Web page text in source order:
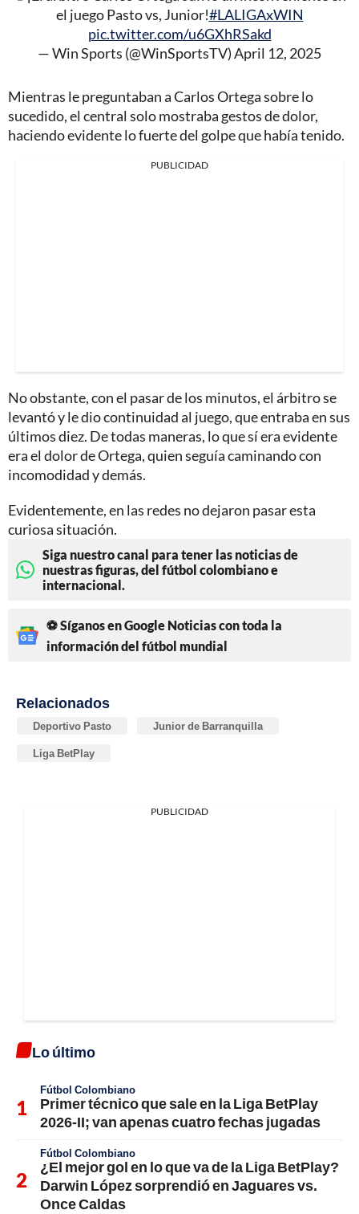
el juego Pasto vs, Junior!#LALIGAxWIN
pic.twitter.com/u6GXhRSakd
— Win Sports (@WinSportsTV)April 12, 2025
Mientras le preguntaban a Carlos Ortega sobre lo
sucedido, el central solo mostraba gestos de dolor,
haciendo evidente lo fuerte del golpe que había tenido.
PUBLICIDAD
No obstante, con el pasar de los minutos, el árbitro se
levantó y le dio continuidad al juego, que entraba en sus
últimos diez. De todas maneras, lo que sí era evidente
era el dolor de Ortega, quien seguía caminando con
incomodidad y demás.
Evidentemente, en las redes no dejaron pasar esta
curiosa situación.
Siga nuestro canal para tener las noticias de
nuestras figuras, del fútbol colombiano e
internacional.
⚽ Síganos en Google Noticias con toda la
información del fútbol mundial
Relacionados
Deportivo Pasto Junior de Barranquilla
Liga BetPlay
PUBLICIDAD
Lo último
Fútbol Colombiano
Primer técnico que sale en la Liga BetPlay
2026-II; van apenas cuatro fechas jugadas
Fútbol Colombiano
¿El mejor gol en lo que va de la Liga BetPlay?
Darwin López sorprendió en Jaguares vs.
Once Caldas